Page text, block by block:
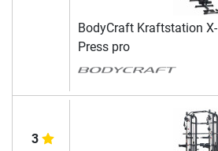
BodyCraft Kraftstation X-
Press pro
3